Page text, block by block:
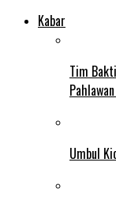
Kabar
Tim
Umbul